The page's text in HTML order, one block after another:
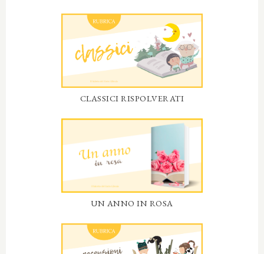
CLASSICI RISPOLVERATI
UN ANNO IN ROSA